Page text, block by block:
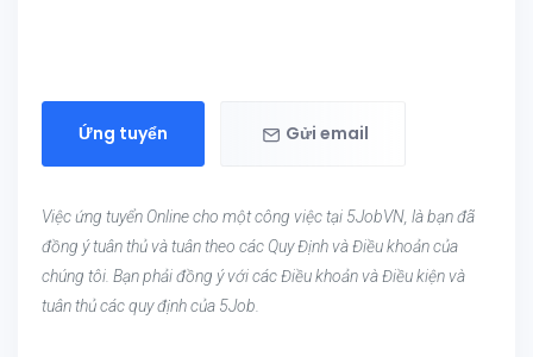
Ứng tuyển Gửi email
Việc ứng tuyển Online cho một công việc tại 5JobVN, là bạn đã
đồng ý tuân thủ và tuân theo các Quy Định và Điều khoản của
chúng tôi. Bạn phải đồng ý với các Điều khoản và Điều kiện và
tuân thủ các quy định của 5Job.